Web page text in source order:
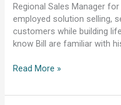
Regional Sales Manager
employed solution selling,
customers while building
know Bill are familiar with
Read More »